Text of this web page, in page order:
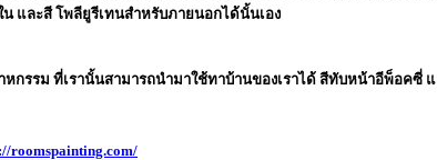
และสี โพลียูรีเทนสำหรับภายนอกได้นั้นเอง
กรรม ที่เรานั้นสามารถนำมาใช้ทาบ้านของเราได้ สีทับหน้าอีพ็อค
roomspainting.com/